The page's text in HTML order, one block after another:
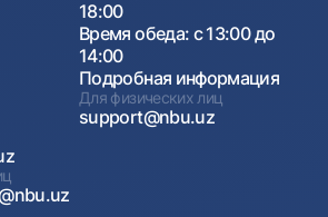
18:00
Время обеда: с 13:00 до
14:00
Подробная информация
Для физических лиц
support@nbu.uz